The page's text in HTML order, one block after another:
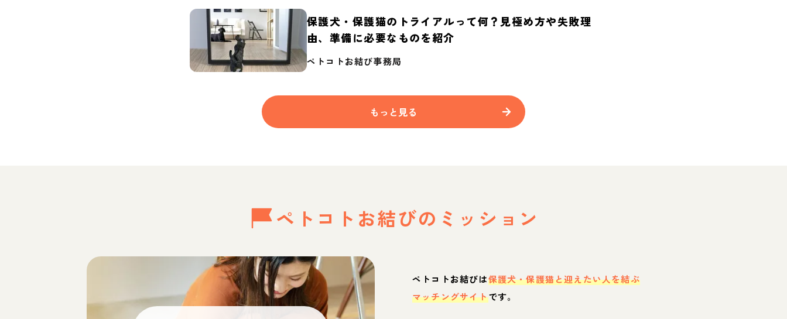
保護犬・保護猫のトライアルって何？見極め方や失敗理
由、準備に必要なものを紹介
ペトコトお結び事務局
もっと見る
ペトコトお結びの ミッション
ペトコトお結びは保護犬・保護猫と迎えたい人を結ぶ
マッチングサイトです。